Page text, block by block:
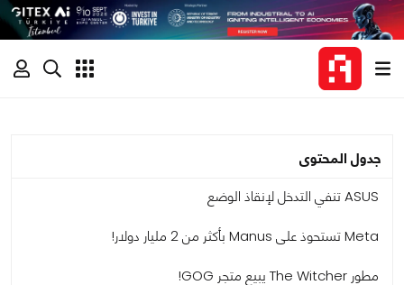
جدول المحتوى
ASUS تنفي التدخل لإنقاذ الوضع
Meta تستحوذ على Manus بأكثر من 2 مليار دولار!
مطور The Witcher يبيع متجر GOG!